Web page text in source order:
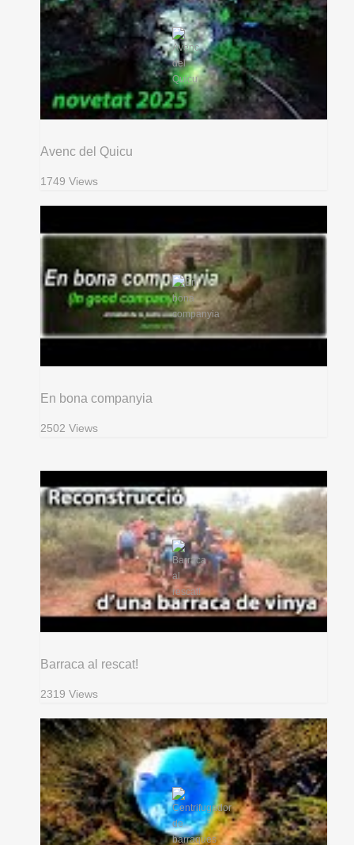
Avenc del Quicu
1749 Views
En bona companyia
2502 Views
Barraca al rescat!
2319 Views